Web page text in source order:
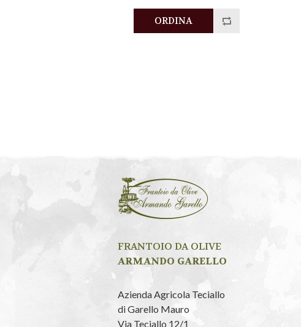
FRANTOIO DA OLIVE
ARMANDO GARELLO
Azienda Agricola Teciallo
di Garello Mauro
Via Teciallo 12/1